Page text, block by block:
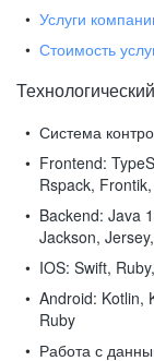
Услуги
Стоимость
Система
Frontend:
Rspack,
Backend: Java
Jackson,
IOS: Swift,
Android: Kotlin,
Ruby
Работа с